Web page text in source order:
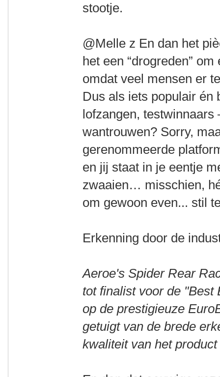
stootje.
@Melle z En dan het
het een “drogreden”
omdat veel mensen er
Dus als iets populair én
lofzangen, testwinnaars
wantrouwen? Sorry,
gerenommeerde
en jij staat in je eentje
zwaaien… misschien,
om gewoon even... stil
Erkenning door de
Aeroe's Spider Rear
tot finalist voor de
op de prestigieuze
getuigt van de brede
kwaliteit van het